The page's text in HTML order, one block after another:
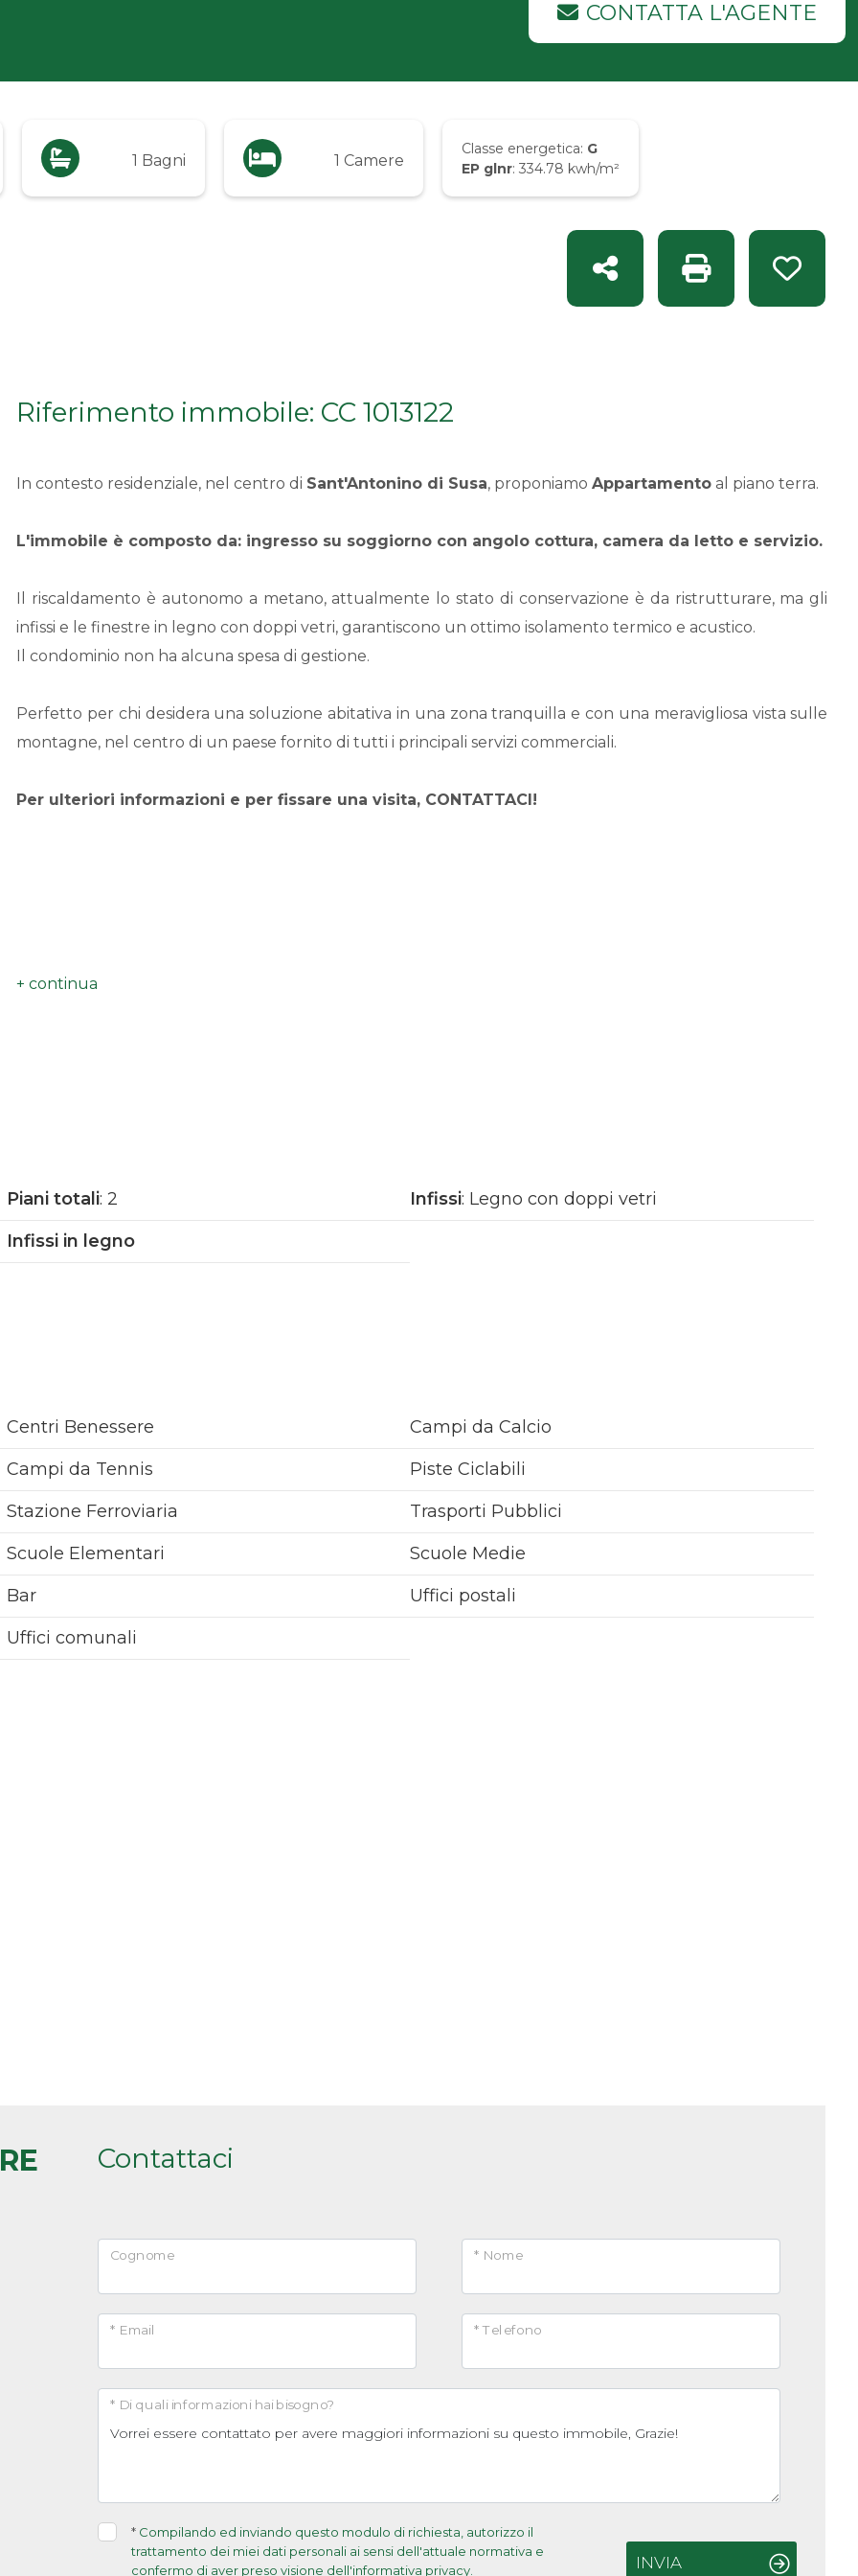
CONTATTA L'AGENTE
1 Bagni 1 Camere
Classe energetica: G
EP glnr: 334.78 kwh/m²
Stampa: Rif. CC
Condividi
Riferimento immobile: CC 1013122
In contesto residenziale, nel centro di Sant'Antonino di Susa, proponiamoAppartamento al piano terra.
L'immobile è composto da: ingresso su soggiorno con angolo cottura, camera da letto e servizio.
Il riscaldamento è autonomo a metano, attualmente lo stato di conservazione è da ristrutturare, ma gli
infissi e le finestre in legno con doppi vetri, garantiscono un ottimo isolamento termico e acustico.
Il condominio non ha alcuna spesa di gestione.
Perfetto per chi desidera una soluzione abitativa in una zona tranquilla e con una meravigliosa vista sulle
montagne, nel centro di un paese fornito di tutti i principali servizi commerciali.
Per ulteriori informazioni e per fissare una visita, CONTATTACI!
Piani totali: 2 Infissi: Legno con doppi vetri
Infissi in legno
Centri Benessere
Campi da Calcio
Campi da Tennis
Piste Ciclabili
Stazione Ferroviaria
Trasporti Pubblici
Scuole Elementari
Scuole Medie
Bar
Uffici postali
Uffici comunali
Contattaci
* Nome
Cognome
* Telefono
* Email
* Di quali informazioni hai bisogno?
* Compilando ed inviando questo modulo di richiesta, autorizzo il
trattamento dei miei dati personali ai sensi dell'attuale normativa e
confermo di aver preso visione dell'informativa privacy.
INVIA